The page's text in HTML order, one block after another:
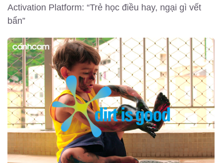
Activation Platform: “Trẻ học điều hay, ngại gì vết
bẩn”